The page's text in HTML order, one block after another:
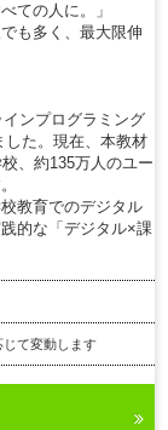
ての人に。」
も多く、最大限伸
ンプログラミング
た。現在、本教材
、約135万人のユー
教育でのデジタル
的な「デジタル×課
て変動します